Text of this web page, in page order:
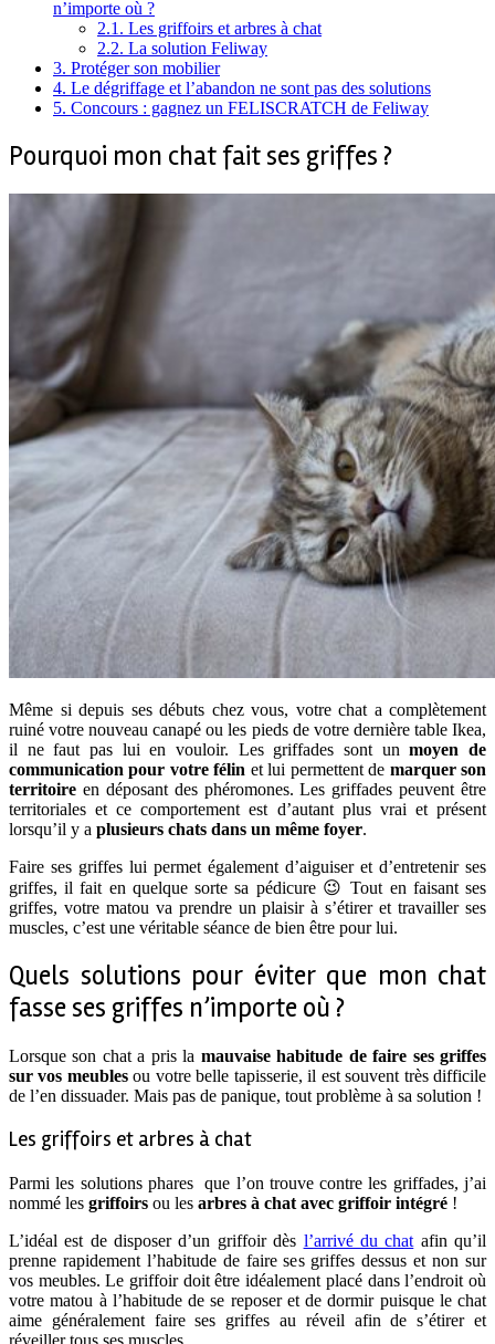
n’importe où ?
2.1. Les griffoirs et arbres à chat
2.2. La solution Feliway
3. Protéger son mobilier
4. Le dégriffage et l’abandon ne sont pas des solutions
5. Concours : gagnez un FELISCRATCH de Feliway
Pourquoi mon chat fait ses griffes ?
Même si depuis ses débuts chez vous, votre chat a complètement
ruiné votre nouveau canapé ou les pieds de votre dernière table Ikea,
il ne faut pas lui en vouloir. Les griffades sont unmoyen de
communication pour votre félin et lui permettent de marquer son
territoire en déposant des phéromones. Les griffades peuvent être
territoriales et ce comportement est d’autant plus vrai et présent
lorsqu’il y a plusieurs chats dans un même foyer.
Faire ses griffes lui permet également d’aiguiser et d’entretenir ses
griffes, il fait en quelque sorte sa pédicure 😉 Tout en faisant ses
griffes, votre matou va prendre un plaisir à s’étirer et travailler ses
muscles, c’est une véritable séance de bien être pour lui.
Quels solutions pour éviter que mon chat
fasse ses griffes n’importe où ?
Lorsque son chat a pris la mauvaise habitude de faire ses griffes
sur vos meublesou votre belle tapisserie, il est souvent très difficile
de l’en dissuader. Mais pas de panique, tout problème à sa solution !
Les griffoirs et arbres à chat
Parmi les solutions phares que l’on trouve contre les griffades, j’ai
nommé les griffoirs ou les arbres à chat avec griffoir intégré !
L’idéal est de disposer d’un griffoir dès l’arrivé du chat afin qu’il
prenne rapidement l’habitude de faire ses griffes dessus et non sur
vos meubles. Le griffoir doit être idéalement placé dans l’endroit où
votre matou à l’habitude de se reposer et de dormir puisque le chat
aime généralement faire ses griffes au réveil afin de s’étirer et
réveiller tous ses muscles.